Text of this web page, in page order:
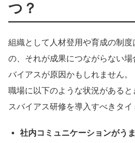
つ？
組織として人材登用や育成の制
の、それが成果につながらない
バイアスが原因かもしれません。
職場に以下のような状況がある
スバイアス研修を導入すべきタイ
社内コミュニケーションがう